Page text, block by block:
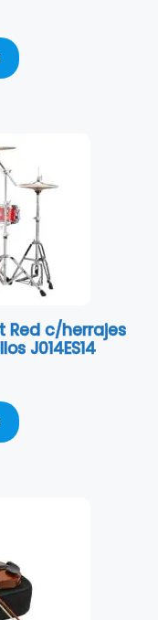
Red c/herrajes
J014ES14